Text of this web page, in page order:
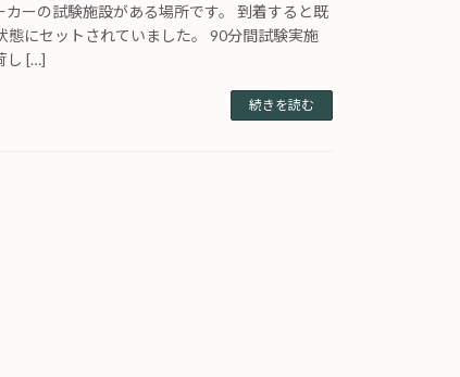
カーの試験施設がある場所です。 到着すると既
態にセットされていました。 90分間試験実施
し […]
続きを読む